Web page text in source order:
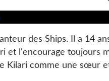
des Ships. Il a 14
et l'encourage toujours
Kilari comme une sœur